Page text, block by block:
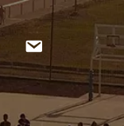
Contacto